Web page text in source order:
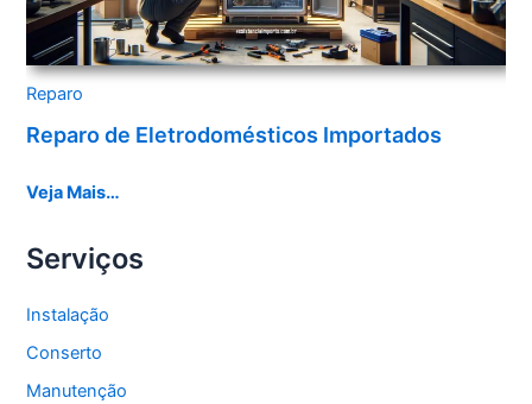
Reparo
Reparo de Eletrodomésticos Importados
Veja Mais…
Serviços
Instalação
Conserto
Manutenção